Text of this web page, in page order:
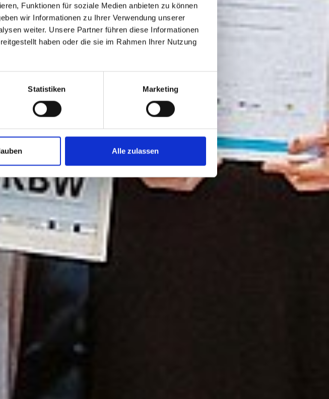
Funktionen für soziale Medien anbieten zu können
wir Informationen zu Ihrer Verwendung unserer
weiter. Unsere Partner führen diese Informationen
haben oder die sie im Rahmen Ihrer Nutzung
Statistiken Marketing
Alle zulassen